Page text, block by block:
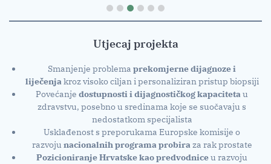
Utjecaj projekta
Smanjenje problema prekomjerne dijagnoze i
liječenjakroz visoko ciljan i personaliziran pristup biopsiji
Povećanje dostupnosti i dijagnostičkog kapacitetau
zdravstvu, posebno u sredinama koje se suočavaju s
nedostatkom specijalista
Usklađenost s preporukama Europske komisije o
razvojunacionalnih programa probiraza rak prostate
Pozicioniranje Hrvatske kao predvodniceu razvoju